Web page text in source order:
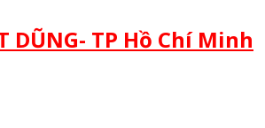
DŨNG- TP Hồ Chí Minh